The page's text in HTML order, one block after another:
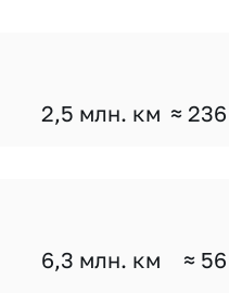
2,5 млн. км ≈
6,3 млн. км ≈